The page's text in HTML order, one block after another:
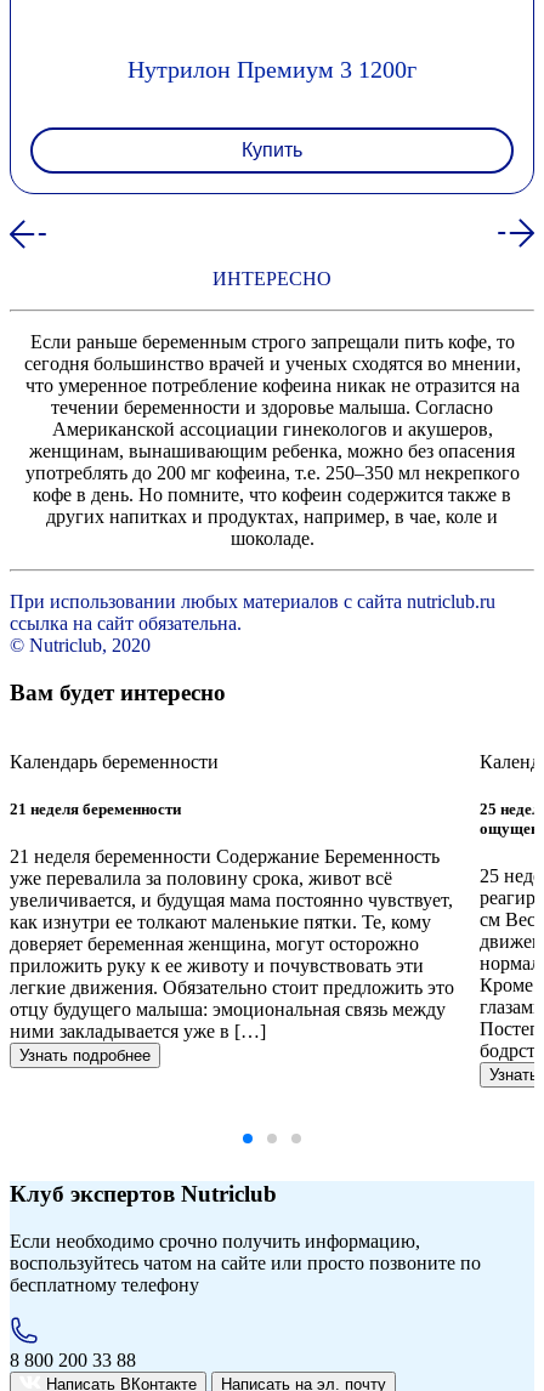
Нутрилон Премиум 3 1200г
Купить
ИНТЕРЕСНО
Если раньше беременным строго запрещали пить кофе, то
сегодня большинство врачей и ученых сходятся во мнении,
что умеренное потребление кофеина никак не отразится на
течении беременности и здоровье малыша. Согласно
Американской ассоциации гинекологов и акушеров,
женщинам, вынашивающим ребенка, можно без опасения
употреблять до 200 мг кофеина, т.е. 250–350 мл некрепкого
кофе в день. Но помните, что кофеин содержится также в
других напитках и продуктах, например, в чае, коле и
шоколаде.
При использовании любых материалов с сайта nutriclub.ru
ссылка на сайт обязательна.
© Nutriclub, 2020
Вам будет интересно
Календарь беременности
21 неделя беременности
21 неделя беременности Содержание Беременность
уже перевалила за половину срока, живот всё
увеличивается, и будущая мама постоянно чувствует,
как изнутри ее толкают маленькие пятки. Те, кому
доверяет беременная женщина, могут осторожно
приложить руку к ее животу и почувствовать эти
легкие движения. Обязательно стоит предложить это
отцу будущего малыша: эмоциональная связь между
ними закладывается уже в […]
Узнать подробнее
25
25
см
Кроме
Узнать
Клуб экспертов Nutriclub
Если необходимо срочно получить информацию,
воспользуйтесь чатом на сайте или просто позвоните по
бесплатному телефону
8 800 200 33 88
Написать ВКонтакте Написать на эл. почту